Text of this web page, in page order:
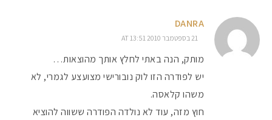
DANRA
21 בספטמבר 2010 AT 13:51
מותק, הנה באתי לחלץ אותך מהוצאות…
יש לפודרה הזו לוק נובורישי מצועצע לגמרי, לא
משהו קלאסה.
חוץ מזה, עוד לא נולדה הפודרה ששווה להוציא